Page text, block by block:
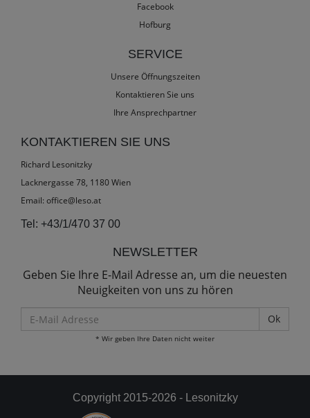
Facebook
Hofburg
SERVICE
Unsere Öffnungszeiten
Kontaktieren Sie uns
Ihre Ansprechpartner
KONTAKTIEREN SIE UNS
Richard Lesonitzky
Lacknergasse 78, 1180 Wien
Email: office@leso.at
Tel: +43/1/470 37 00
NEWSLETTER
Geben Sie Ihre E-Mail Adresse an, um die neuesten
Neuigkeiten von uns zu hören
Mail
Adresse
* Wir geben Ihre Daten nicht weiter
Copyright 2015-2026 - Lesonitzky